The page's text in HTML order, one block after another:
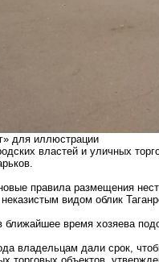
для иллюстрации
властей и уличных
правила размещения
видом облик
время хозяева
владельцам дали срок,